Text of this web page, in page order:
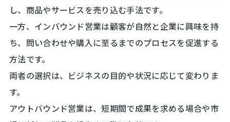
し、商品やサービスを売り込む手法です。
一方、インバウンド営業は顧客が自然と企業に興味を持
ち、問い合わせや購入に至るまでのプロセスを促進する
方法です。
両者の選択は、ビジネスの目的や状況に応じて変わりま
す。
アウトバウンド営業は、短期間で成果を求める場合や市